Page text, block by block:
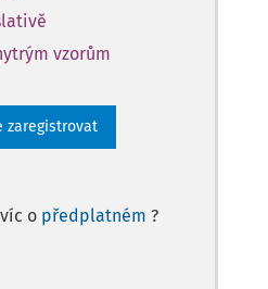
vzorům
zaregistrovat
o předplatném ?